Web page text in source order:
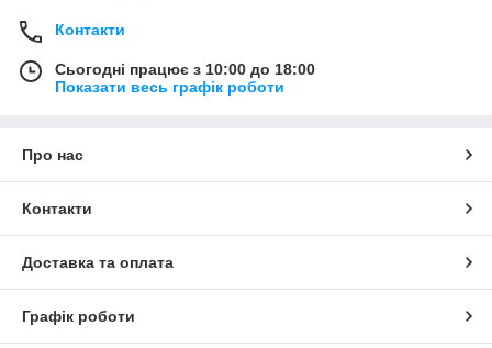
Контакти
Сьогодні працює з 10:00 до 18:00
Показати весь графік роботи
Про нас
Контакти
Доставка та оплата
Графік роботи